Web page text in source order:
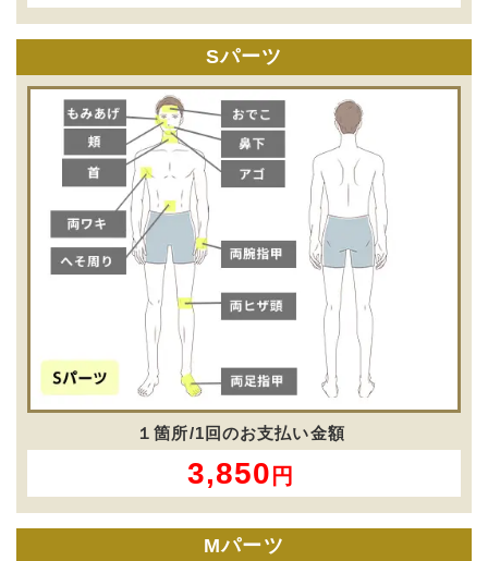
Sパーツ
１箇所/1回のお支払い金額
3,850 円
Mパーツ